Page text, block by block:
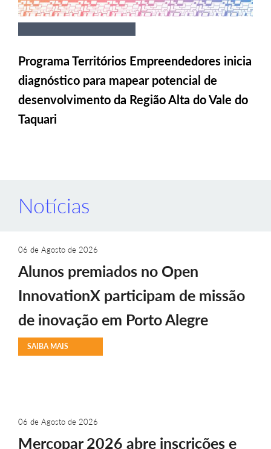
Programa Territórios Empreendedores inicia
diagnóstico para mapear potencial de
desenvolvimento da Região Alta do Vale do
Taquari
Notícias
06 de Agosto de 2026
Alunos premiados no Open
InnovationX participam de missão
de inovação em Porto Alegre
SAIBA MAIS
06 de Agosto de 2026
Mercopar 2026 abre inscrições e